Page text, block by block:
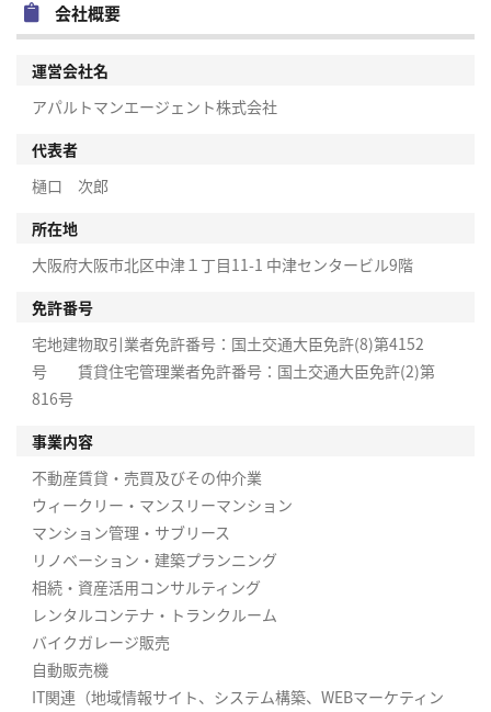
会社概要
運営会社名
アパルトマンエージェント株式会社
代表者
樋口 次郎
所在地
大阪府大阪市北区中津１丁目11-1 中津センタービル9階
免許番号
宅地建物取引業者免許番号：国土交通大臣免許(8)第4152
号 賃貸住宅管理業者免許番号：国土交通大臣免許(2)第
816号
事業内容
不動産賃貸・売買及びその仲介業
ウィークリー・マンスリーマンション
マンション管理・サブリース
リノベーション・建築プランニング
相続・資産活用コンサルティング
レンタルコンテナ・トランクルーム
バイクガレージ販売
自動販売機
IT関連（地域情報サイト、システム構築、WEBマーケティン